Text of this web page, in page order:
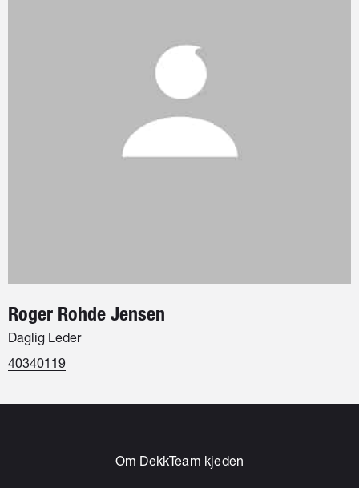
Roger Rohde Jensen
Daglig Leder
40340119
Om DekkTeam kjeden